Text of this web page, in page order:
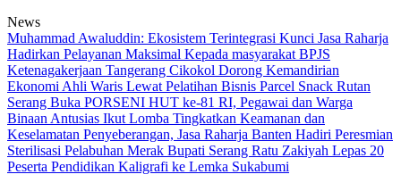
News
Muhammad Awaluddin: Ekosistem Terintegrasi Kunci Jasa Raharja
Hadirkan Pelayanan Maksimal Kepada masyarakat BPJS
Ketenagakerjaan Tangerang Cikokol Dorong Kemandirian
Ekonomi Ahli Waris Lewat Pelatihan Bisnis Parcel Snack Rutan
Serang Buka PORSENI HUT ke-81 RI, Pegawai dan Warga
Binaan Antusias Ikut Lomba Tingkatkan Keamanan dan
Keselamatan Penyeberangan, Jasa Raharja Banten Hadiri Peresmian
Sterilisasi Pelabuhan Merak Bupati Serang Ratu Zakiyah Lepas 20
Peserta Pendidikan Kaligrafi ke Lemka Sukabumi